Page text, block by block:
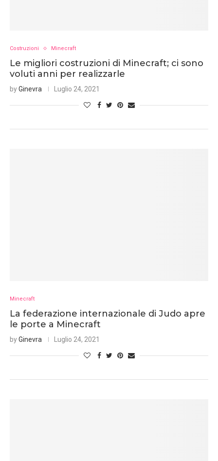
Costruzioni Minecraft
Le migliori costruzioni di Minecraft; ci sono
voluti anni per realizzarle
byGinevra Luglio 24, 2021
Minecraft
La federazione internazionale di Judo apre
le porte a Minecraft
byGinevra Luglio 24, 2021